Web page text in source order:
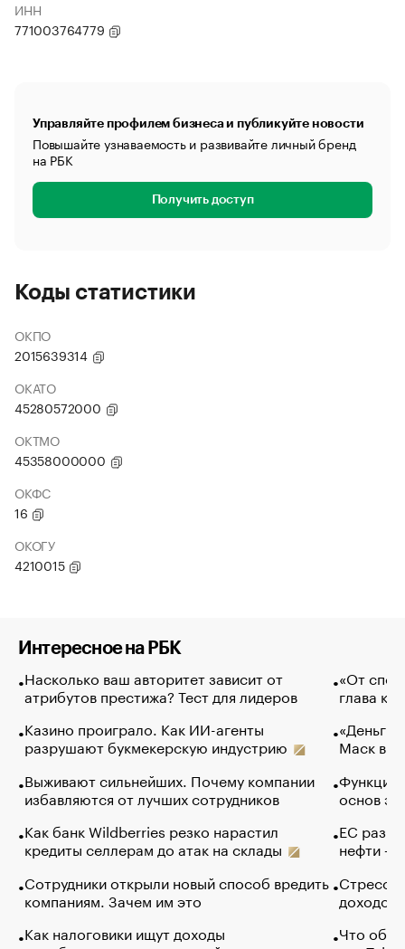
ИНН
771003764779
Управляйте профилем бизнеса и публикуйте новости
Повышайте узнаваемость и развивайте личный бренд
на РБК
Получить доступ
Коды статистики
ОКПО
2015639314
ОКАТО
45280572000
ОКТМО
45358000000
ОКФС
16
ОКОГУ
4210015
Интересное на РБК
Насколько ваш авторитет зависит от
атрибутов престижа? Тест для лидеров
Казино проиграло. Как ИИ-агенты
разрушают букмекерскую индустрию
Выживают сильнейших. Почему компании
избавляются от лучших сотрудников
Как банк Wildberries резко нарастил
кредиты селлерам до атак на склады
Сотрудники открыли новый способ вредить
компаниям. Зачем им это
Как налоговики ищут доходы
«От
глава
«Деньги
Маск в
Функции
основ
ЕС
нефти —
Стресс
доходов
Что